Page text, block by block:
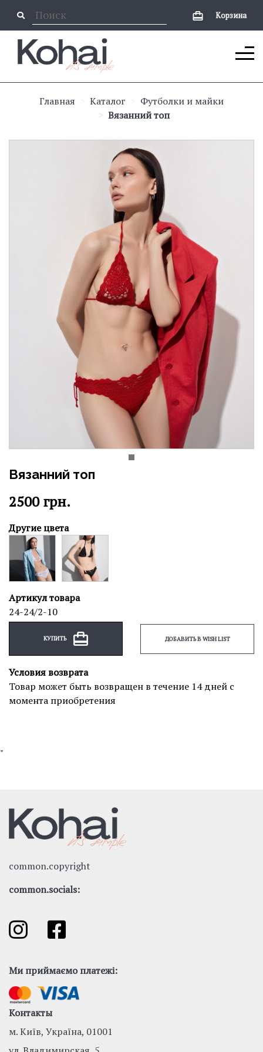
Корзина
Главная Каталог
Футболки и майки
Вязанний топ
Вязанний топ
2500грн.
Другие цвета
Артикул товара
24-24/2-10
КУПИТЬ ДОБАВИТЬ В WISH LIST
Условия возврата
Товар может быть возвращен в течение 14 дней с
момента приобретения
"
common.copyright
common.socials:
Ми приймаємо платежі:
Контакты
м. Київ, Україна, 01001